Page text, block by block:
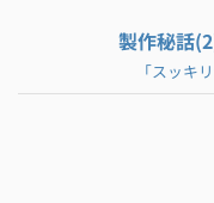
製作秘話
「スッキ